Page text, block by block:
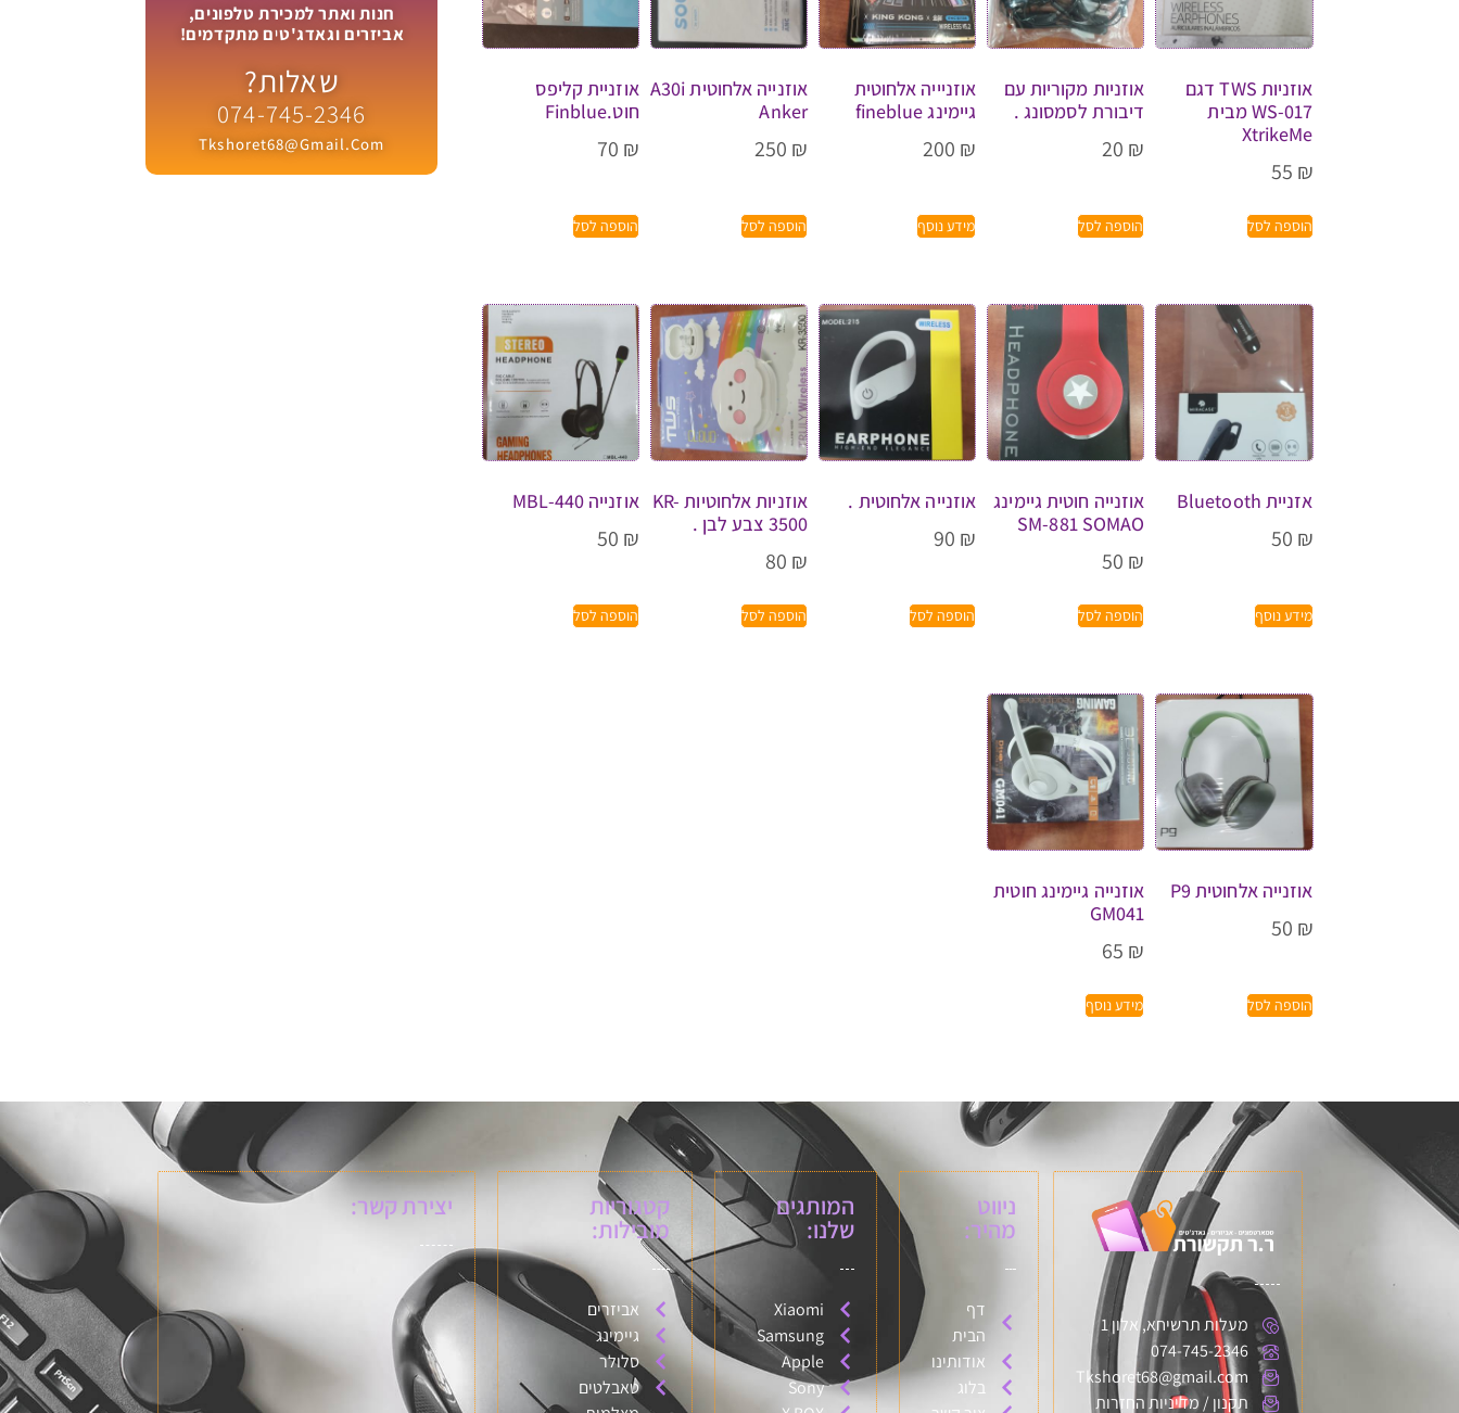
אוזניות TWS דגם
WS-017 מבית
XtrikeMe
55 ₪
הוספה לסל
אוזניות מקוריות עם
דיבורת לסמסונג .
20 ₪
הוספה לסל
אוזניייה אלחוטית
גיימינג fineblue
200 ₪
מידע נוסף
אוזנייה אלחוטית A30i
Anker
250 ₪
הוספה לסל
אוזניית קליפס
חוט.Finblue
70 ₪
הוספה לסל
אזניית Bluetooth
50 ₪
מידע נוסף
אוזנייה חוטית גיימינג
SM-881 SOMAO
50 ₪
הוספה לסל
אוזנייה אלחוטית .
90 ₪
הוספה לסל
אוזניות אלחוטיות KR-
3500 צבע לבן .
80 ₪
הוספה לסל
אוזנייה MBL-440
50 ₪
הוספה לסל
אוזנייה אלחוטית P9
50 ₪
הוספה לסל
אוזנייה גיימינג חוטית
GM041
65 ₪
מידע נוסף
חנות ואתר למכירת טלפונים,
אביזרים וגאדג'טים מתקדמים!
שאלות?
074-745-2346
Tkshoret68@gmail.com
מעלות תרשיחא, אלון 1
074-745-2346
Tkshoret68@gmail.com
תקנון / מדיניות החזרות
ניווט
מהיר:
דף
הבית
אודותינו
בלוג
המותגים
שלנו:
Xiaomi
Samsung
Apple
Sony
קטגוריות
מובילות:
אביזרים
גיימינג
סלולר
טאבלטים
יצירת קשר: